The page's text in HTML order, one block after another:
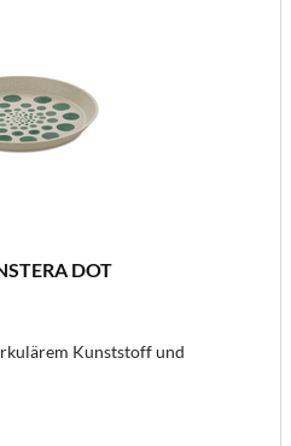
DOT
Kunststoff und